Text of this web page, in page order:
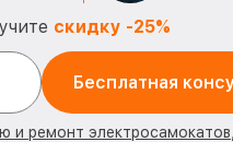
скидку -25%
Бесплатная
и ремонт